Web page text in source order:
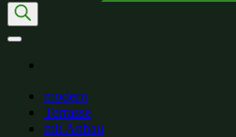
modern
Terrasse
mit Anbau